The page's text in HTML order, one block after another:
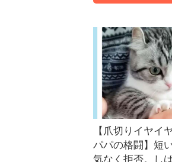
【爪切りイヤイ
パパの格闘】短
気なく拒否。し